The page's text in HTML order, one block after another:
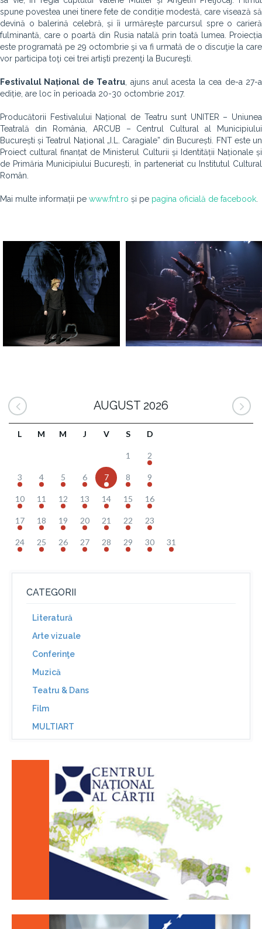
spune povestea unei tinere fete de condiție modestă, care visează să
devină o balerină celebră, și îi urmărește parcursul spre o carieră
fulminantă, care o poartă din Rusia natală prin toată lumea. Proiecția
este programată pe 29 octombrie şi va fi urmată de o discuţie la care
vor participa toţi cei trei artişti prezenţi la Bucureşti.
Festivalul Național de Teatru , ajuns anul acesta la cea de-a 27-a
ediție, are loc în perioada 20-30 octombrie 2017.
Producătorii Festivalului Național de Teatru sunt UNITER – Uniunea
Teatrală din România, ARCUB – Centrul Cultural al Municipiului
București și Teatrul Național „I.L. Caragiale” din București. FNT este un
Proiect cultural finanțat de Ministerul Culturii și Identității Naționale și
de Primăria Municipiului București, în parteneriat cu Institutul Cultural
Român.
Mai multe informații pe www.fnt.ro și pe pagina oficială de facebook
AUGUST 2026
L M M J V S D
1 2
3 4 5 6 7 8 9
10 11 12 13 14 15 16
17 18 19 20 21 22 23
24 25 26 27 28 29 30 31
CATEGORII
Literatură
Arte vizuale
Conferinţe
Muzică
Teatru & Dans
Film
MULTIART